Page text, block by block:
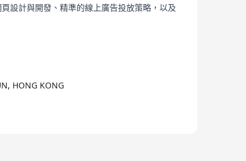
設計與開發、精準的線上廣告投放策略，以及
HONG KONG